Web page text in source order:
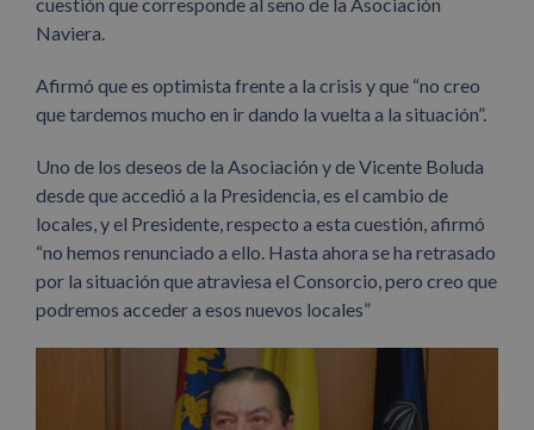
Naviera.
Afirmó que es optimista frente a la crisis y que “no creo
que tardemos mucho en ir dando la vuelta a la situación”.
Uno de los deseos de la Asociación y de Vicente Boluda
desde que accedió a la Presidencia, es el cambio de
locales, y el Presidente, respecto a esta cuestión, afirmó
“no hemos renunciado a ello. Hasta ahora se ha retrasado
por la situación que atraviesa el Consorcio, pero creo que
podremos acceder a esos nuevos locales”